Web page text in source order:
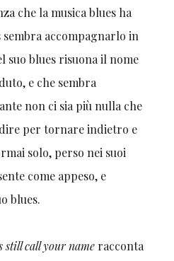
che la musica blues ha
accompagnarlo in
suo blues risuona il nome
e che sembra
non ci sia più nulla che
dire per tornare indietro e
solo, perso nei suoi
come appeso, e
blues.
still call your nameracconta